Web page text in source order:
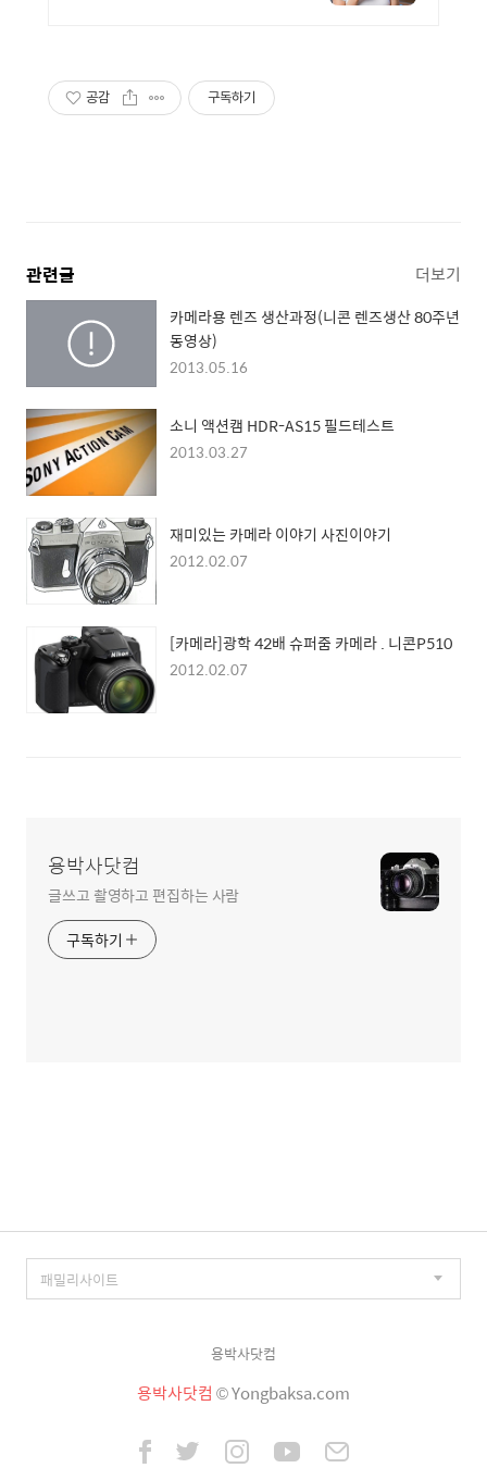
공감 구독하기
관련글 더보기
카메라용 렌즈 생산과정(니콘 렌즈생산 80주년
동영상)
2013.05.16
소니 액션캠 HDR-AS15 필드테스트
2013.03.27
재미있는 카메라 이야기 사진이야기
2012.02.07
[카메라]광학 42배 슈퍼줌 카메라 . 니콘P510
2012.02.07
용박사닷컴
글쓰고 촬영하고 편집하는 사람
구독하기
용박사닷컴
용박사닷컴 © Yongbaksa.com